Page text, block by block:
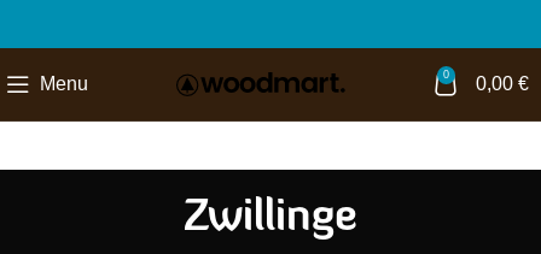
Menu 0 0,00 €
Zwillinge